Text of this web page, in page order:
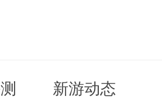
新游动态